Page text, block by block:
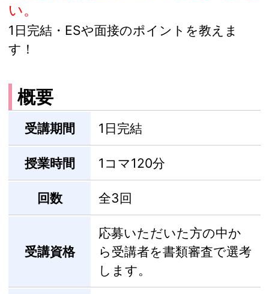
い。
1日完結・ESや面接のポイントを教えま
す！
概要
受講期間 1日完結
授業時間 1コマ120分
回数 全3回
受講資格
応募いただいた方の中か
ら受講者を書類審査で選考
します。